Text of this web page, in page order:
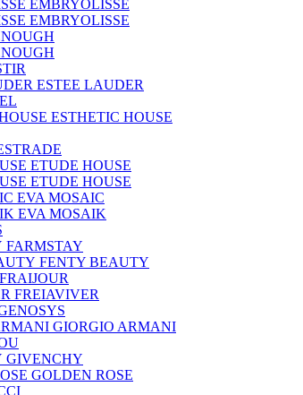
EMBRYOLISSE
EMBRYOLISSE
ESTEE LAUDER
ESTHETIC HOUSE
ETUDE HOUSE
ETUDE HOUSE
EVA MOSAIC
EVA MOSAIK
FARMSTAY
FENTY BEAUTY
FRAIJOUR
FREIAVIVER
GIORGIO ARMANI
GIVENCHY
GOLDEN ROSE